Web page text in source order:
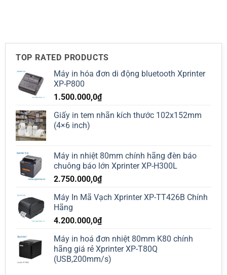
TOP RATED PRODUCTS
Máy in hóa đơn di động bluetooth Xprinter
XP-P800
1.500.000,0₫
Giấy in tem nhãn kích thước 102x152mm
(4×6 inch)
Máy in nhiệt 80mm chính hãng đèn báo
chuông báo lớn Xprinter XP-H300L
2.750.000,0₫
Máy In Mã Vạch Xprinter XP-TT426B Chính
Hãng
4.200.000,0₫
Máy in hoá đơn nhiệt 80mm K80 chính
hãng giá rẻ Xprinter XP-T80Q
(USB,200mm/s)